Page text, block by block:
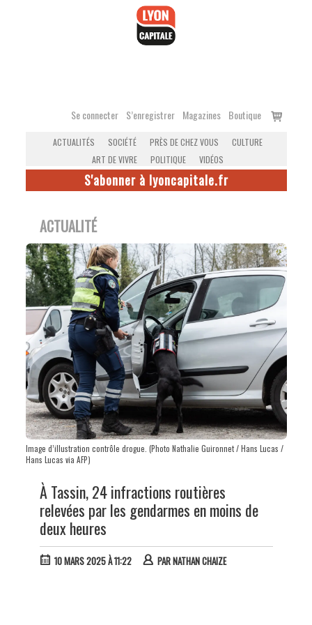
Se connecter S’enregistrer Magazines Boutique
Voir
ACTUALITÉS SOCIÉTÉ PRÈS DE CHEZ VOUS
CULTURE
ART DE VIVRE
POLITIQUE VIDÉOS
S'abonner à lyoncapitale.fr
ACTUALITÉ
Image d’illustration contrôle drogue. (Photo Nathalie Guironnet / Hans Lucas /
Hans Lucas via AFP)
À Tassin, 24 infractions routières
relevées par les gendarmes en moins de
deux heures
10 MARS 2025 À 11:22 PARNATHAN CHAIZE